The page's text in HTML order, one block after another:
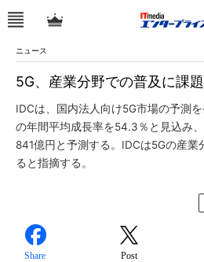
ニュース
5G、産業分野での普及に課
IDCは、国内法人向け5G市場の予測
の年間平均成長率を54.3％と見込み
841億円と予測する。IDCは5Gの産業
ると指摘する。
Share Post